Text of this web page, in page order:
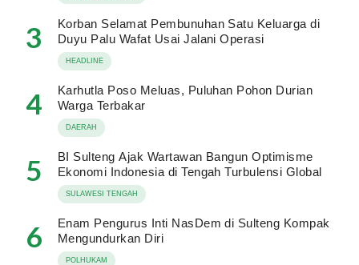
3
Korban Selamat Pembunuhan Satu Keluarga di
Duyu Palu Wafat Usai Jalani Operasi
HEADLINE
4
Karhutla Poso Meluas, Puluhan Pohon Durian
Warga Terbakar
DAERAH
5
BI Sulteng Ajak Wartawan Bangun Optimisme
Ekonomi Indonesia di Tengah Turbulensi Global
SULAWESI TENGAH
6
Enam Pengurus Inti NasDem di Sulteng Kompak
Mengundurkan Diri
POLHUKAM